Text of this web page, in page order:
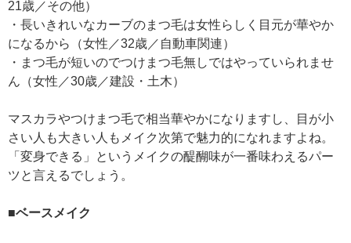
21歳／その他）
・長いきれいなカーブのまつ毛は女性らしく目元が華やか
になるから（女性／32歳／自動車関連）
・まつ毛が短いのでつけまつ毛無しではやっていられませ
ん（女性／30歳／建設・土木）
マスカラやつけまつ毛で相当華やかになりますし、目が小
さい人も大きい人もメイク次第で魅力的になれますよね。
「変身できる」というメイクの醍醐味が一番味わえるパー
ツと言えるでしょう。
■ベースメイク